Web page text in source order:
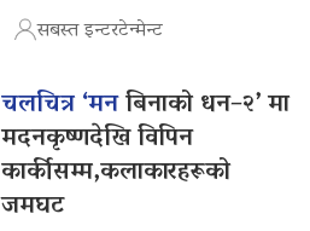
सबस्त इन्टरटेन्मेन्ट
चलचित्र ‘मनबिनाको धन–२’ मा
मदनकृष्णदेखि विपिन
कार्कीसम्म,कलाकारहरूको
जमघट